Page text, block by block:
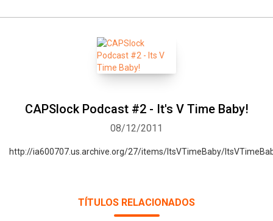
CAPSlock Podcast #2 - It's V Time Baby!
08/12/2011
http://ia600707.us.archive.org/27/items/ItsVTimeBaby/
TÍTULOS RELACIONADOS